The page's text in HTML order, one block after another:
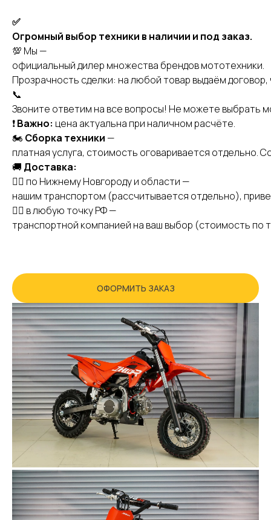
✅
Огромный выбор техники в наличии и под заказ.
💯 Мы —
официальный дилер множества брендов мототехники.
Прозрачность сделки: на любой товар выдаём договор,
📞
Звоните ответим на все вопросы! Не можете выбрать
❗️Важно: цена актуальна при наличном расчёте.
🏍 Сборка техники —
платная услуга, стоимость оговаривается отдельно.
🚚 Доставка:
👉🏻 по Нижнему Новгороду и области —
нашим транспортом (рассчитывается отдельно),
👉🏻 в любую точку РФ —
транспортной компанией на ваш выбор (стоимость по
ОФОРМИТЬ ЗАКАЗ